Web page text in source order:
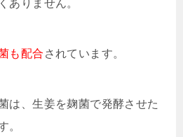
ありません。
も配合 されています。
は、生姜を麹菌で発酵させた
。